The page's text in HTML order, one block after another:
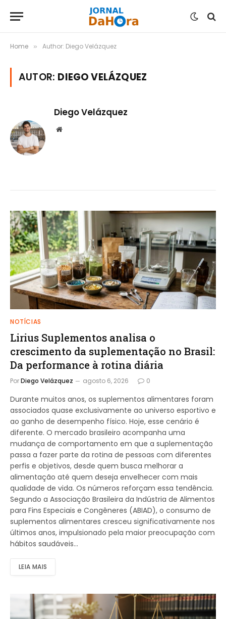
Home » Author: Diego Velázquez
AUTOR: DIEGO VELÁZQUEZ
Diego Velázquez
Website
NOTÍCIAS
Lirius Suplementos analisa o
crescimento da suplementação no Brasil:
Da performance à rotina diária
PorDiego Velázquez agosto 6, 2026 0
Durante muitos anos, os suplementos alimentares foram
associados quase exclusivamente ao universo esportivo e
ao ganho de desempenho físico. Hoje, esse cenário é
diferente. O mercado brasileiro acompanha uma
mudança de comportamento em que a suplementação
passa a fazer parte da rotina de pessoas com diferentes
perfis e objetivos, desde quem busca melhorar a
alimentação até quem deseja envelhecer com mais
qualidade de vida. Os números reforçam essa tendência.
Segundo a Associação Brasileira da Indústria de Alimentos
para Fins Especiais e Congêneres (ABIAD), o consumo de
suplementos alimentares cresceu significativamente nos
últimos anos, impulsionado pela maior preocupação com
hábitos saudáveis…
LEIA MAIS